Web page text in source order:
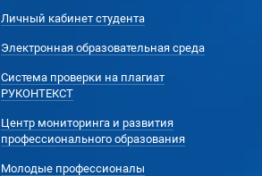
Личный кабинет студента
Электронная образовательная среда
Система проверки на плагиат
РУКОНТЕКСТ
Центр мониторинга и развития
профессионального образования
Молодые профессионалы